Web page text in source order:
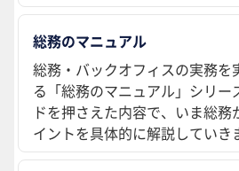
総務のマニュアル
総務・バックオフィスの実務を
る「総務のマニュアル」シリー
ドを押さえた内容で、いま総
イントを具体的に解説していき